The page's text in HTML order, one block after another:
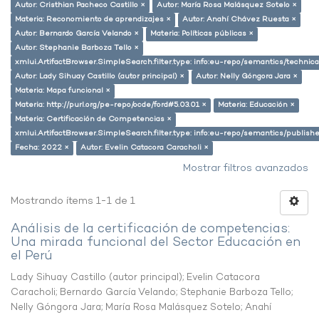
Autor: Cristhian Pacheco Castillo ×
Autor: María Rosa Malásquez Sotelo ×
Materia: Reconomiento de aprendizajes ×
Autor: Anahí Chávez Ruesta ×
Autor: Bernardo García Velando ×
Materia: Políticas públicas ×
Autor: Stephanie Barboza Tello ×
xmlui.ArtifactBrowser.SimpleSearch.filter.type: info:eu-repo/semantics/
Autor: Lady Sihuay Castillo (autor principal) ×
Autor: Nelly Góngora Jara ×
Materia: Mapa funcional ×
Materia: http://purl.org/pe-repo/ocde/ford#5.03.01 ×
Materia: Educación ×
Materia: Certificación de Competencias ×
xmlui.ArtifactBrowser.SimpleSearch.filter.type: info:eu-repo/semantics/
Fecha: 2022 ×
Autor: Evelin Catacora Caracholi ×
Mostrar filtros avanzados
Mostrando ítems 1-1 de 1
Análisis de la certificación de competencias:
Una mirada funcional del Sector Educación en
el Perú
Lady Sihuay Castillo (autor principal); Evelin Catacora
Caracholi; Bernardo García Velando; Stephanie Barboza Tello;
Nelly Góngora Jara; María Rosa Malásquez Sotelo; Anahí